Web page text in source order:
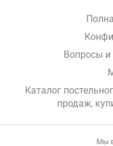
Вопросы и
Каталог
продаж,
Мы